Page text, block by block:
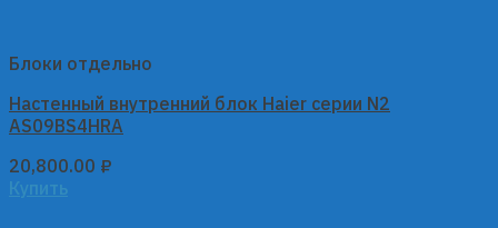
Блоки отдельно
Настенный внутренний блок Haier серии N2
AS09BS4HRA
20,800.00 ₽
Купить